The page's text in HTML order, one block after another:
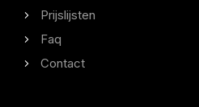
Prijslijsten
Faq
Contact